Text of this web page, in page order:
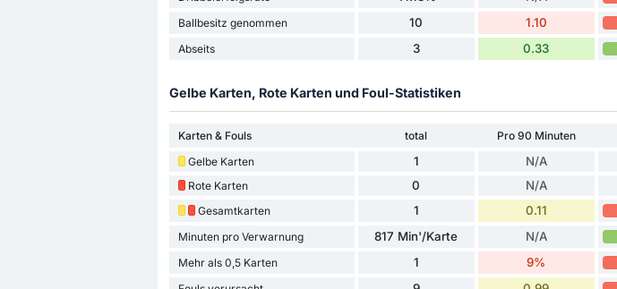
Ballbesitz genommen 10 1.10
Abseits 3 0.33
Gelbe Karten, Rote Karten und Foul-Statistiken
Karten & Fouls total Pro 90 Minuten
Gelbe Karten
1 N/A
Rote Karten 0 N/A
Gesamtkarten 1 0.11
Minuten pro Verwarnung 817 Min'/Karte N/A
Mehr als 0,5 Karten 1 9%